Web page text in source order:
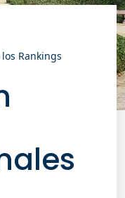
Rankings